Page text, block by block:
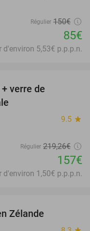
Régulier 150€
85€
d'environ 5,53€ p.p.p.n.
verre de
9.5 star
Régulier 219,26€
157€
d'environ 1,50€ p.p.p.n.
Zélande